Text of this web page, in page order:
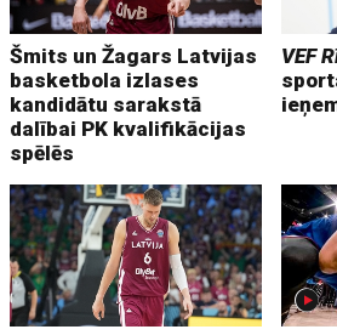
Šmits un Žagars Latvijas
basketbola izlases
kandidātu sarakstā
dalībai PK kvalifikācijas
spēlēs
VEF